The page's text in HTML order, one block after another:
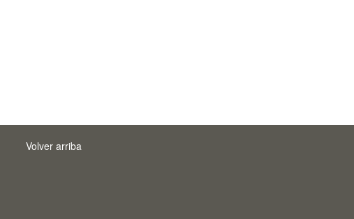
Volver arriba